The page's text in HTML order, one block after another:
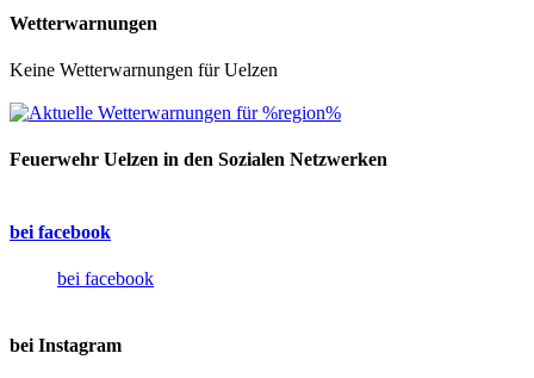
Wetterwarnungen
Keine Wetterwarnungen für Uelzen
Feuerwehr Uelzen in den Sozialen Netzwerken
bei facebook
bei facebook
bei Instagram